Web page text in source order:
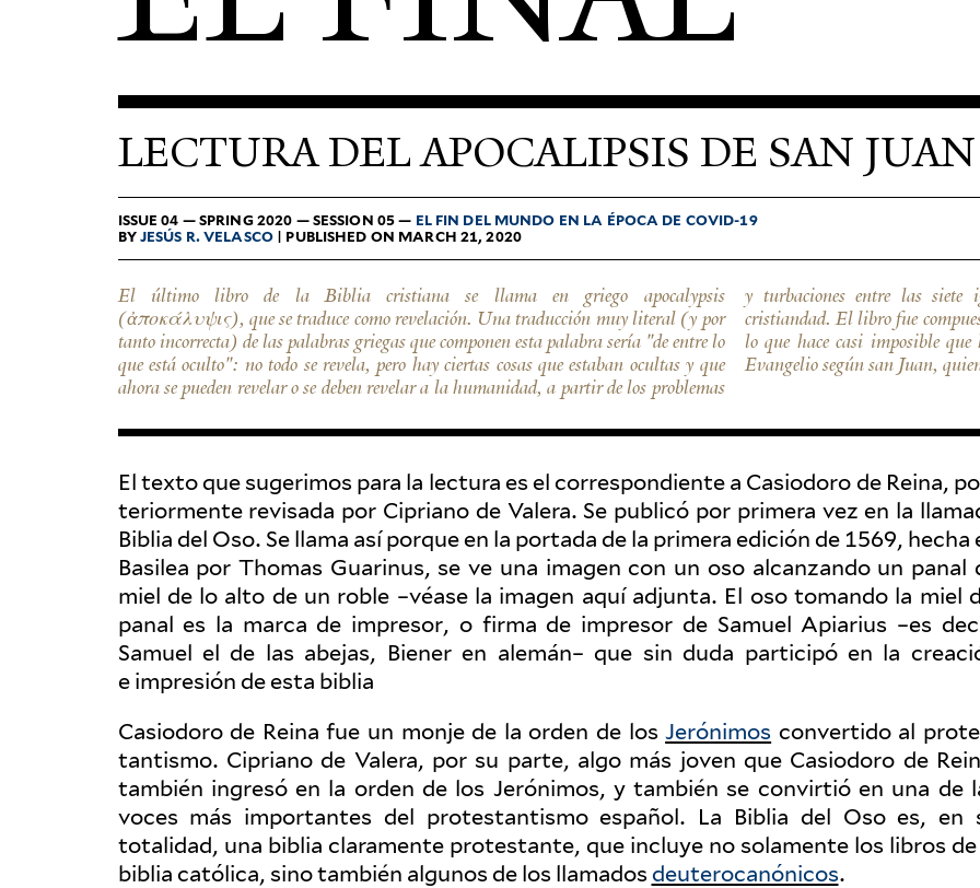
LECTURA DEL APOCALIPSIS DE SAN JUAN
ISSUE 04 — SPRING 2020 — SESSION 05 — EL FIN DEL MUNDO EN LA ÉPOCA DE COVID-19
BYJESÚS R. VELASCO | PUBLISHED ON MARCH 21, 2020
El último libro de la Biblia cristiana se llama en griego apocalypsis
(ἀποκάλυψις), que se traduce como revelación. Una traducción muy literal (y por
tanto incorrecta) de las palabras griegas que componen esta palabra sería "de entre lo
que está oculto": no todo se revela, pero hay ciertas cosas que estaban ocultas y que
ahora se pueden revelar o se deben revelar a la humanidad, a partir de los problemas
y turbaciones entre las siete iglesias de Asia, es decir, los siete pilares de la
cristiandad. El libro fue compuesto por un tal Juan hacia el año 95 de la era común,
lo que hace casi imposible que haya sido el apóstol san Juan, el mismo autor del
Evangelio según san Juan,
El texto que sug­e­rimos para la lectura es el cor­re­spon­diente a Casiodoro de Reina,
te­ri­or­mente revisada por Cipriano de Valera. Se publicó por primera vez en la
Biblia del Oso. Se llama así porque en la portada de la primera edición de 1569, hecha
Basilea por Thomas Guarinus, se ve una imagen con un oso alcan­zando un panal
miel de lo alto de un roble –véase la imagen aquí adjunta. El oso tomando la miel
panal es la marca de impresor, o firma de impresor de Samuel Api­arius –es
Samuel el de las abejas, Biener en alemán– que sin duda par­ticipó en la
e impresión de esta biblia
Casiodoro de Reina fue un monje de la orden de losJerónimos con­vertido al
tantismo. Cipriano de Valera, por su parte, algo más joven que Casiodoro de
también ingresó en la orden de los Jerónimos, y también se con­virtió en una de
voces más impor­tantes del protes­tantismo español. La Biblia del Oso es, en
totalidad, una biblia clara­mente protes­tante, que incluye no sola­mente los libros de
biblia católica, sino también algunos de los lla­mados deute­ro­canónicos.